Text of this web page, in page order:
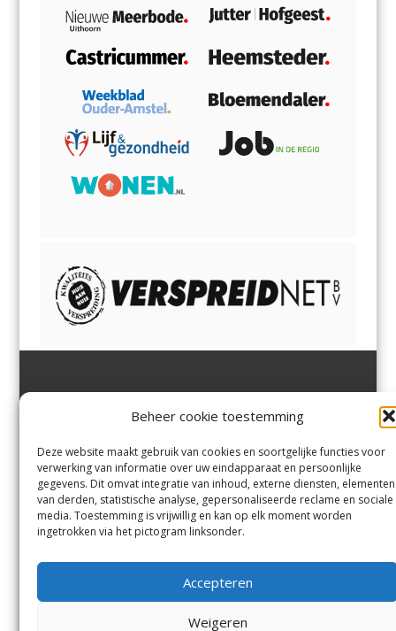
Beheer cookie toestemming
Deze website maakt gebruik van cookies en soortgelijke functies voor
verwerking van informatie over uw eindapparaat en persoonlijke
gegevens. Dit omvat integratie van inhoud, externe diensten, elementen
van derden, statistische analyse, gepersonaliseerde reclame en sociale
media. Toestemming is vrijwillig en kan op elk moment worden
ingetrokken via het pictogram linksonder.
Accepteren
Weigeren
Margadantstraat 34
0255-533900
info@jutter.nlofinfo@hofgee
st.nl
Velserbroek,Velsen-Zuid,
Zuid,Driehuisen
Spaarnwoude.
Contact
Andere uitgaven
Voorwaarden